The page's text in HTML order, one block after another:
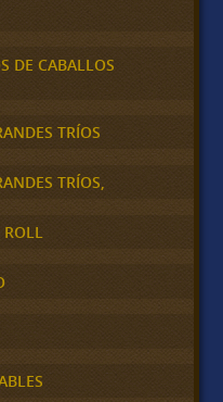
DE CABALLOS
TRÍOS
TRÍOS,
ROLL